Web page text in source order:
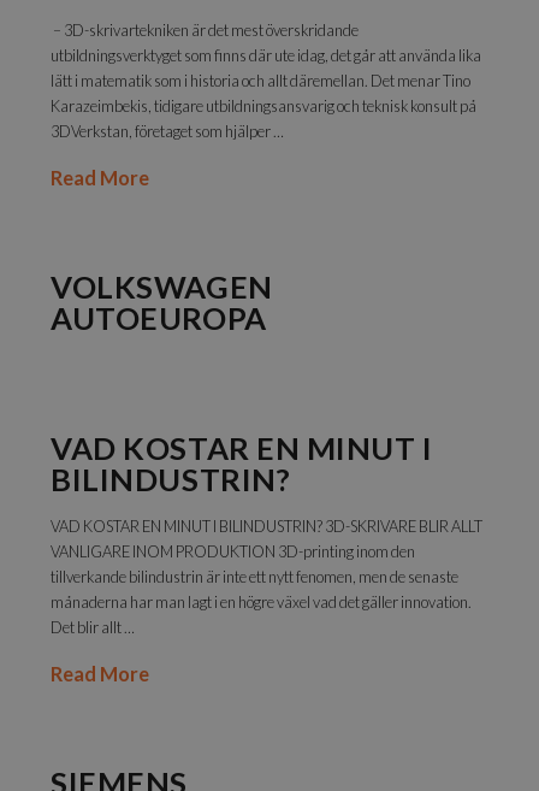
– 3D-skrivartekniken är det mest överskridande
utbildningsverktyget som finns där ute idag, det går att använda lika
lätt i matematik som i historia och allt däremellan. Det menar Tino
Karazeimbekis, tidigare utbildningsansvarig och teknisk konsult på
3DVerkstan, företaget som hjälper …
Read More
VOLKSWAGEN
AUTOEUROPA
VAD KOSTAR EN MINUT I
BILINDUSTRIN?
VAD KOSTAR EN MINUT I BILINDUSTRIN? 3D-SKRIVARE BLIR ALLT
VANLIGARE INOM PRODUKTION 3D-printing inom den
tillverkande bilindustrin är inte ett nytt fenomen, men de senaste
månaderna har man lagt i en högre växel vad det gäller innovation.
Det blir allt …
Read More
SIEMENS